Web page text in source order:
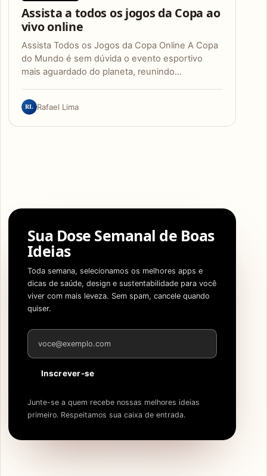
Assista a todos os jogos da Copa ao
vivo online
Assista Todos os Jogos da Copa Online A Copa
do Mundo é sem dúvida o evento esportivo
mais aguardado do planeta, reunindo…
RL Rafael Lima
Sua Dose Semanal de Boas
Ideias
Toda semana, selecionamos os melhores apps e
dicas de saúde, design e sustentabilidade para você
viver com mais leveza. Sem spam, cancele quando
quiser.
Endereço de e-mail
Inscrever-se
Junte-se a quem recebe nossas melhores ideias
primeiro. Respeitamos sua caixa de entrada.